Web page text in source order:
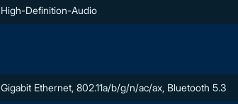
High-Definition-Audio
Gigabit Ethernet, 802.11a/b/g/n/ac/ax, Bluetooth 5.3